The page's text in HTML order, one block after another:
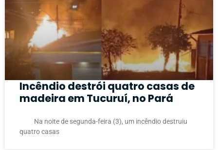
Incêndio destrói quatro casas de
madeira em Tucuruí, no Pará
Na noite de segunda-feira (3), um incêndio destruiu
quatro casas